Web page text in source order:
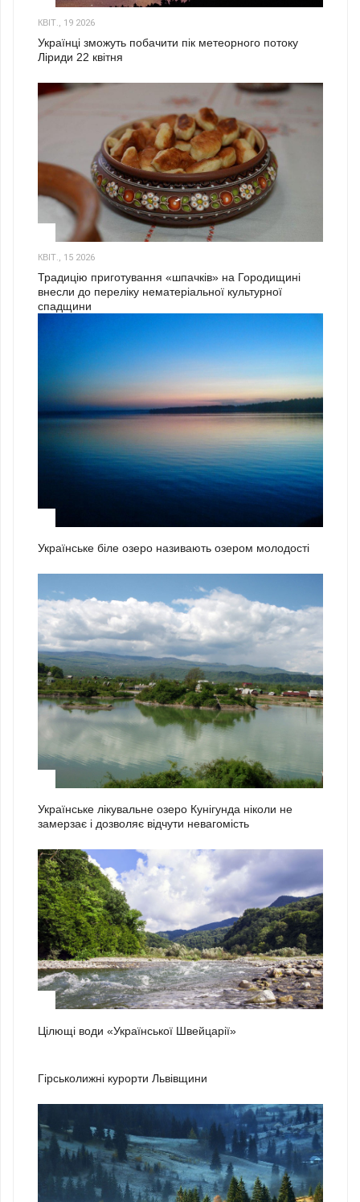
КВІТ., 19 2026
Українці зможуть побачити пік метеорного потоку
Ліриди 22 квітня
КВІТ., 15 2026
Традицію приготування «шпачків» на Городищині
внесли до переліку нематеріальної культурної
спадщини
Українське біле озеро називають озером молодості
Українське лікувальне озеро Кунігунда ніколи не
замерзає і дозволяє відчути невагомість
Цілющі води «Української Швейцарії»
Гірськолижні курорти Львівщини